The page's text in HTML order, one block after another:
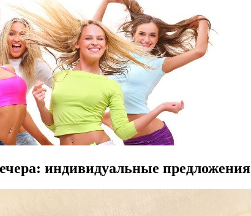
индивидуальные предложения